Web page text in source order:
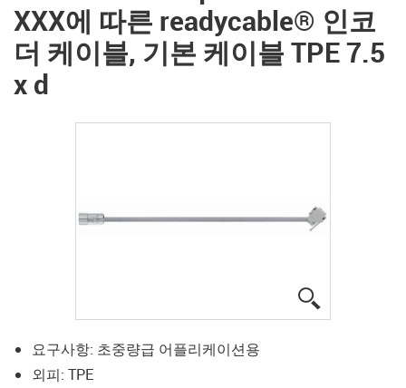
XXX에 따른 readycable® 인코
더 케이블, 기본 케이블 TPE 7.5
x d
요구사항: 초중량급 어플리케이션용
외피: TPE